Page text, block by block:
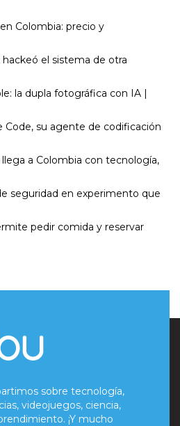
Colombia: precio y
el sistema de otra
la dupla fotográfica con IA |
Code, su agente de codificación
a Colombia con tecnología,
seguridad en experimento que
pedir comida y reservar
sobre tecnología,
videojuegos, ciencia,
¡Y mucho